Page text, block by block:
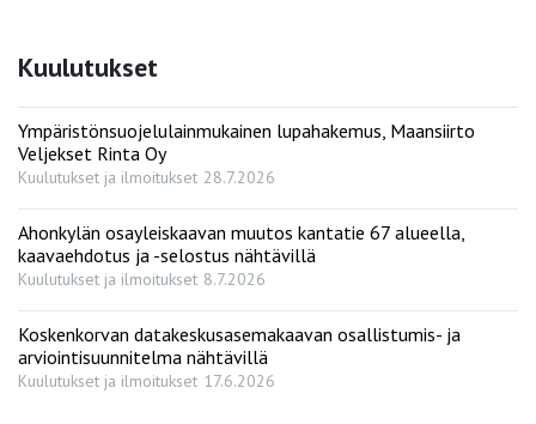
Kuulutukset
Ympäristönsuojelulainmukainen lupahakemus, Maansiirto
Veljekset Rinta Oy
Kuulutukset ja ilmoitukset 28.7.2026
Ahonkylän osayleiskaavan muutos kantatie 67 alueella,
kaavaehdotus ja -selostus nähtävillä
Kuulutukset ja ilmoitukset 8.7.2026
Koskenkorvan datakeskusasemakaavan osallistumis- ja
arviointisuunnitelma nähtävillä
Kuulutukset ja ilmoitukset 17.6.2026